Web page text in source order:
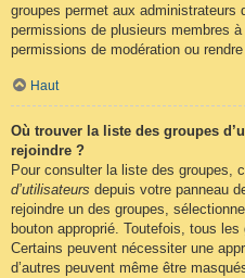
groupes permet aux administrateurs
permissions de plusieurs membres
permissions de modération ou
Haut
Où trouver la liste des groupes
rejoindre ?
Pour consulter la liste des groupes,
d’utilisateurs depuis votre panneau
rejoindre un des groupes,
bouton approprié. Toutefois, tous
Certains peuvent nécessiter une
d’autres peuvent même être